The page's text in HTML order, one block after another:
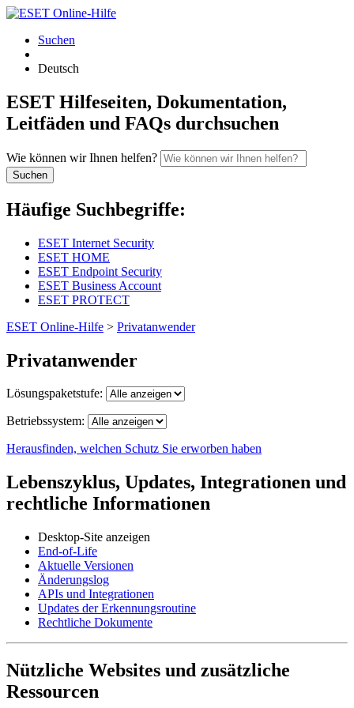
Suchen
Deutsch
ESET Hilfeseiten, Dokumentation,
Leitfäden und FAQs durchsuchen
Wie können wir Ihnen helfen?
Suchen
Häufige Suchbegriffe:
ESET Internet Security
ESET HOME
ESET Endpoint Security
ESET Business Account
ESET PROTECT
ESET Online-Hilfe > Privatanwender
Privatanwender
Lösungspaketstufe:
Betriebssystem:
Herausfinden, welchen Schutz Sie erworben haben
Lebenszyklus, Updates, Integrationen und
rechtliche Informationen
Desktop-Site anzeigen
End-of-Life
Aktuelle Versionen
Änderungslog
APIs und Integrationen
Updates der Erkennungsroutine
Rechtliche Dokumente
Nützliche Websites und zusätzliche
Ressourcen